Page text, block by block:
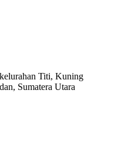
Titi, Kuning
Sumatera Utara